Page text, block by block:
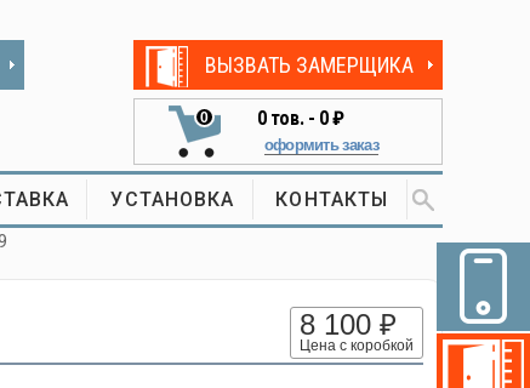
ВЫЗВАТЬ ЗАМЕРЩИКА
0 0тов. - 0 ₽
оформить заказ
УСТАНОВКА КОНТАКТЫ
8 100 ₽
Цена с коробкой